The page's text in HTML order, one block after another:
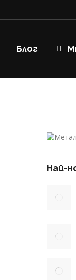
Блог
Най-